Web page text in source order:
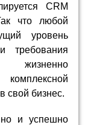
CRM
что любой
уровень
требования
жизненно
свой бизнес.
и успешно